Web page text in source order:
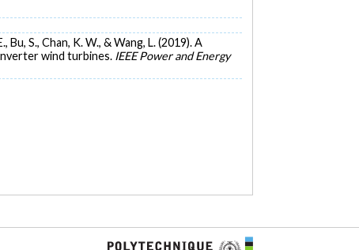
Bu, S., Chan, K. W., & Wang, L. (2019). A
wind turbines. IEEE Power and Energy